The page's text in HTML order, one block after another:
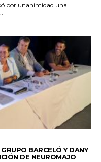
por unanimidad una
BARCELÓ Y DANY
DE NEUROMAJO